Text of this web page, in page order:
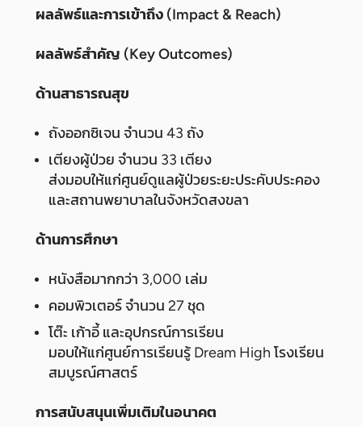
ผลลัพธ์และการเข้าถึง (Impact & Reach)
ผลลัพธ์สำคัญ (Key Outcomes)
ด้านสาธารณสุข
ถังออกซิเจน จำนวน 43 ถัง
เตียงผู้ป่วย จำนวน 33 เตียง
ส่งมอบให้แก่ศูนย์ดูแลผู้ป่วยระยะประคับประคอง
และสถานพยาบาลในจังหวัดสงขลา
ด้านการศึกษา
หนังสือมากกว่า 3,000 เล่ม
คอมพิวเตอร์ จำนวน 27 ชุด
โต๊ะ เก้าอี้ และอุปกรณ์การเรียน
มอบให้แก่ศูนย์การเรียนรู้ Dream High โรงเรียน
สมบูรณ์ศาสตร์
การสนับสนุนเพิ่มเติมในอนาคต